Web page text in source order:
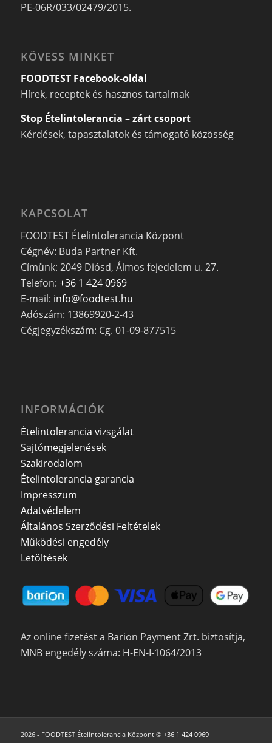
PE-06R/033/02479/2015.
KÖVESS MINKET
FOODTEST Facebook-oldal
Hírek, receptek és hasznos tartalmak
Stop Ételintolerancia – zárt csoport
Kérdések, tapasztalatok és támogató közösség
KAPCSOLAT
FOODTEST Ételintolerancia Központ
Cégnév: Buda Partner Kft.
Címünk: 2049 Diósd, Álmos fejedelem u. 27.
Telefon: +36 1 424 0969
E-mail: info@foodtest.hu
Adószám: 13869920-2-43
Cégjegyzékszám: Cg. 01-09-877515
INFORMÁCIÓK
Ételintolerancia vizsgálat
Sajtómegjelenések
Szakirodalom
Ételintolerancia garancia
Impresszum
Adatvédelem
Általános Szerződési Feltételek
Működési engedély
Letöltések
Az online fizetést a Barion Payment Zrt. biztosítja,
MNB engedély száma: H-EN-I-1064/2013
2026 - FOODTEST Ételintolerancia Központ © +36 1 424 0969